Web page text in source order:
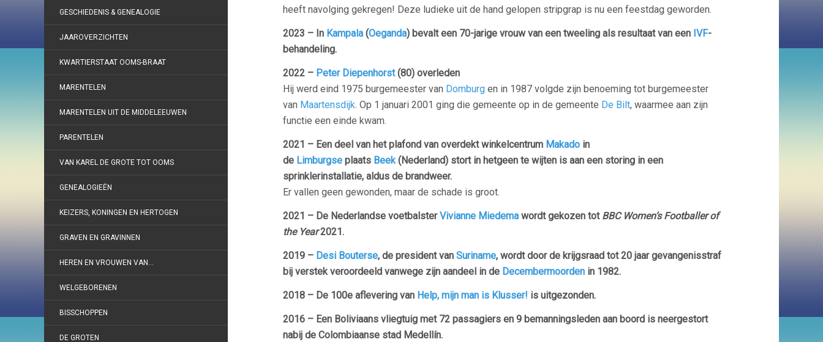
GESCHIEDENIS & GENEALOGIE
JAAROVERZICHTEN
KWARTIERSTAAT OOMS-BRAAT
MARENTELEN
MARENTELEN UIT DE MIDDELEEUWEN
PARENTELEN
VAN KAREL DE GROTE TOT OOMS
GENEALOGIEËN
KEIZERS, KONINGEN EN HERTOGEN
GRAVEN EN GRAVINNEN
HEREN EN VROUWEN VAN…
WELGEBORENEN
BISSCHOPPEN
DE GROTEN
heeft navolging gekregen! Deze ludieke uit de hand gelopen stripgrap is nu een feestdag geworden.
2023 – In Kampala (Oeganda) bevalt een 70-jarige vrouw van een tweeling als resultaat van een IVF-
behandeling.
2022 – Peter Diepenhorst(80) overleden
Hij werd eind 1975 burgemeester van Domburg en in 1987 volgde zijn benoeming tot burgemeester
van Maartensdijk. Op 1 januari 2001 ging die gemeente op in de gemeente De Bilt, waarmee aan zijn
functie een einde kwam.
2021 – Een deel van het plafond van overdekt winkelcentrum Makado in
de Limburgse plaats Beek(Nederland) stort in hetgeen te wijten is aan een storing in een
sprinklerinstallatie, aldus de brandweer.
Er vallen geen gewonden, maar de schade is groot.
2021 – De Nederlandse voetbalsterVivianne Miedema wordt gekozen tot BBC Women’s Footballer of
the Year2021.
2019 – Desi Bouterse, de president van Suriname, wordt door de krijgsraad tot 20 jaar gevangenisstraf
bij verstek veroordeeld vanwege zijn aandeel in de Decembermoorden in 1982.
2018 – De 100e aflevering van Help, mijn man is Klusser! is uitgezonden.
2016 – Een Boliviaans vliegtuig met 72 passagiers en 9 bemanningsleden aan boord is neergestort
nabij de Colombiaanse stad Medellín.